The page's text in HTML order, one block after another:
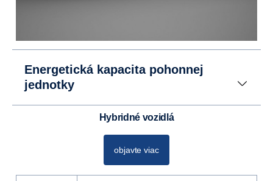
Energetická kapacita pohonnej
jednotky
hybridné vozidlá
objavte viac